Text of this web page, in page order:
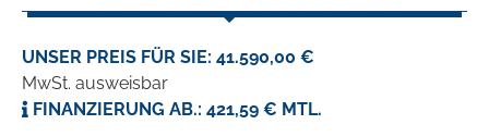
UNSER PREIS FÜR SIE: 41.590,00 €
MwSt. ausweisbar
FINANZIERUNG AB.: 421,59 € MTL.